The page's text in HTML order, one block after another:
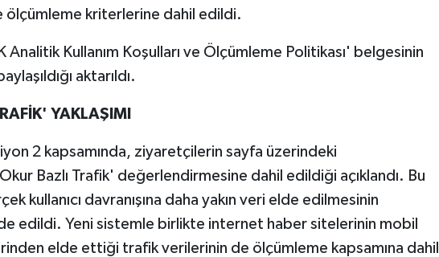
kriterlerine dahil edildi.
Analitik Kullanım Koşulları ve Ölçümleme Politikası' belgesinin
aktarıldı.
YAKLAŞIMI
2 kapsamında, ziyaretçilerin sayfa üzerindeki
Bazlı Trafik' değerlendirmesine dahil edildiği açıklandı. Bu
kullanıcı davranışına daha yakın veri elde edilmesinin
edildi. Yeni sistemle birlikte internet haber sitelerinin mobil
elde ettiği trafik verilerinin de ölçümleme kapsamına dahil